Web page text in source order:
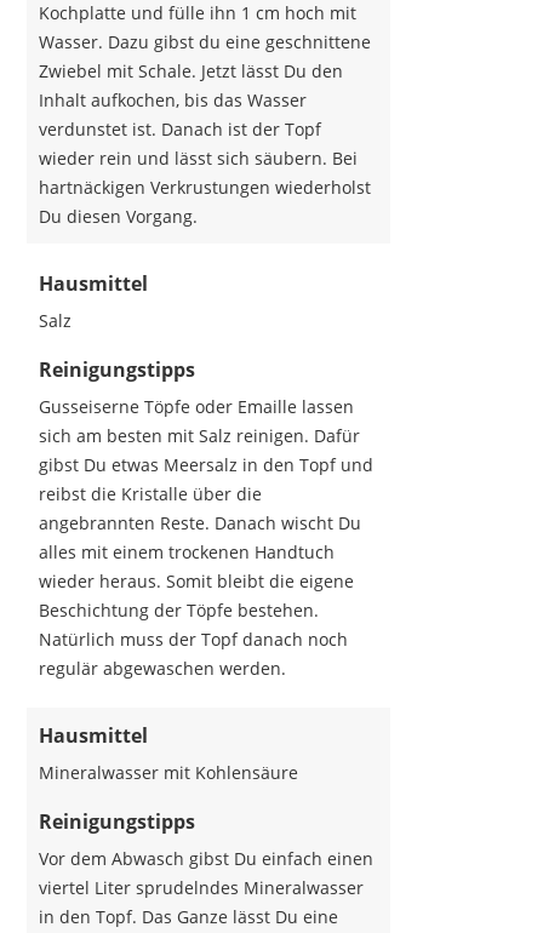
Kochplatte und fülle ihn 1 cm hoch mit
Wasser. Dazu gibst du eine geschnittene
Zwiebel mit Schale. Jetzt lässt Du den
Inhalt aufkochen, bis das Wasser
verdunstet ist. Danach ist der Topf
wieder rein und lässt sich säubern. Bei
hartnäckigen Verkrustungen wiederholst
Du diesen Vorgang.
Hausmittel
Salz
Reinigungstipps
Gusseiserne Töpfe oder Emaille lassen
sich am besten mit Salz reinigen. Dafür
gibst Du etwas Meersalz in den Topf und
reibst die Kristalle über die
angebrannten Reste. Danach wischt Du
alles mit einem trockenen Handtuch
wieder heraus. Somit bleibt die eigene
Beschichtung der Töpfe bestehen.
Natürlich muss der Topf danach noch
regulär abgewaschen werden.
Hausmittel
Mineralwasser mit Kohlensäure
Reinigungstipps
Vor dem Abwasch gibst Du einfach einen
viertel Liter sprudelndes Mineralwasser
in den Topf. Das Ganze lässt Du eine